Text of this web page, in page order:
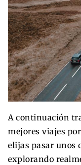
A continuación
mejores viajes
elijas pasar unos
explorando